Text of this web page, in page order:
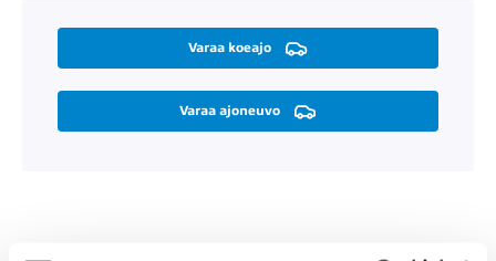
Varaa koeajo
Varaa ajoneuvo